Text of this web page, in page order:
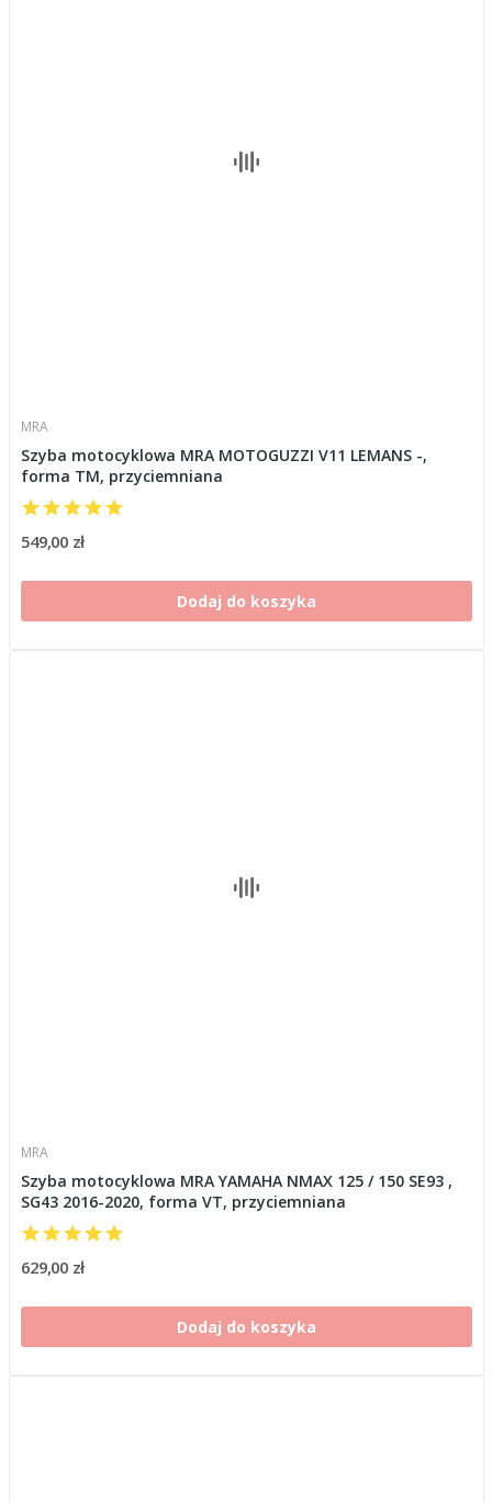
MRA
Szyba motocyklowa MRA MOTOGUZZI V11 LEMANS -,
forma TM, przyciemniana
549,00 zł
Dodaj do koszyka
MRA
Szyba motocyklowa MRA YAMAHA NMAX 125 / 150 SE93 ,
SG43 2016-2020, forma VT, przyciemniana
629,00 zł
Dodaj do koszyka